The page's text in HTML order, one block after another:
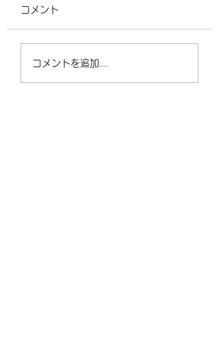
ツール・ド・ふくしま
2026｜30位で滑り込
コメント
コメントを追加…